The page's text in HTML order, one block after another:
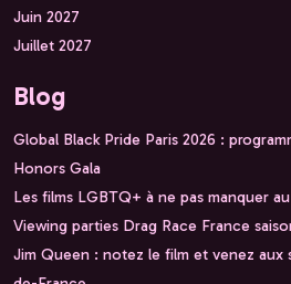
Juin 2027
Juillet 2027
Blog
Global Black Pride Paris 2026 :
Honors Gala
Les films LGBTQ+ à ne pas manquer
Viewing parties Drag Race France
Jim Queen : notez le film et venez aux